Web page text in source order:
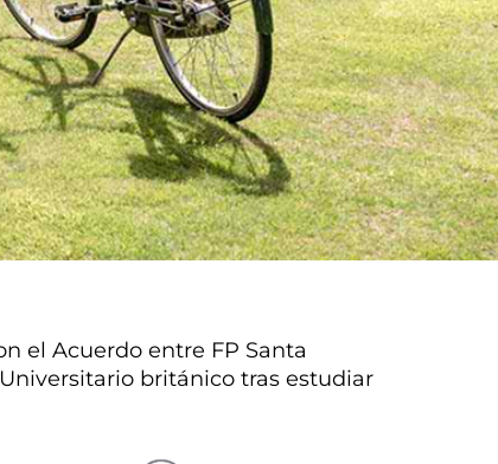
el Acuerdo entre FP Santa
británico tras estudiar